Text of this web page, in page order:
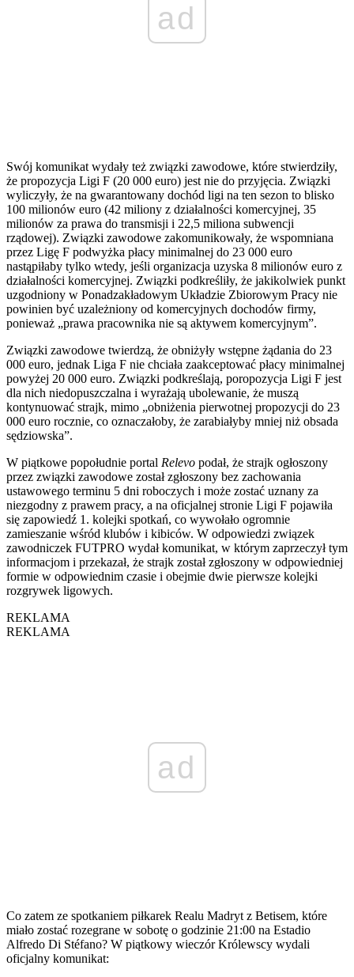
ad
Swój komunikat wydały też związki zawodowe, które stwierdziły,
że propozycja Ligi F (20 000 euro) jest nie do przyjęcia. Związki
wyliczyły, że na gwarantowany dochód ligi na ten sezon to blisko
100 milionów euro (42 miliony z działalności komercyjnej, 35
milionów za prawa do transmisji i 22,5 miliona subwencji
rządowej). Związki zawodowe zakomunikowały, że wspomniana
przez Ligę F podwyżka płacy minimalnej do 23 000 euro
nastąpiłaby tylko wtedy, jeśli organizacja uzyska 8 milionów euro z
działalności komercyjnej. Związki podkreśliły, że jakikolwiek punkt
uzgodniony w Ponadzakładowym Układzie Zbiorowym Pracy nie
powinien być uzależniony od komercyjnych dochodów firmy,
ponieważ „prawa pracownika nie są aktywem komercyjnym”.
Związki zawodowe twierdzą, że obniżyły wstępne żądania do 23
000 euro, jednak Liga F nie chciała zaakceptować płacy minimalnej
powyżej 20 000 euro. Związki podkreślają, poropozycja Ligi F jest
dla nich niedopuszczalna i wyrażają ubolewanie, że muszą
kontynuować strajk, mimo „obniżenia pierwotnej propozycji do 23
000 euro rocznie, co oznaczałoby, że zarabiałyby mniej niż obsada
sędziowska”.
W piątkowe popołudnie portal Relevo podał, że strajk ogłoszony
przez związki zawodowe został zgłoszony bez zachowania
ustawowego terminu 5 dni roboczych i może zostać uznany za
niezgodny z prawem pracy, a na oficjalnej stronie Ligi F pojawiła
się zapowiedź 1. kolejki spotkań, co wywołało ogromnie
zamieszanie wśród klubów i kibiców. W odpowiedzi związek
zawodniczek FUTPRO wydał komunikat, w którym zaprzeczył tym
informacjom i przekazał, że strajk został zgłoszony w odpowiedniej
formie w odpowiednim czasie i obejmie dwie pierwsze kolejki
rozgrywek ligowych.
REKLAMA
REKLAMA
ad
Co zatem ze spotkaniem piłkarek Realu Madryt z Betisem, które
miało zostać rozegrane w sobotę o godzinie 21:00 na Estadio
Alfredo Di Stéfano? W piątkowy wieczór Królewscy wydali
oficjalny komunikat: